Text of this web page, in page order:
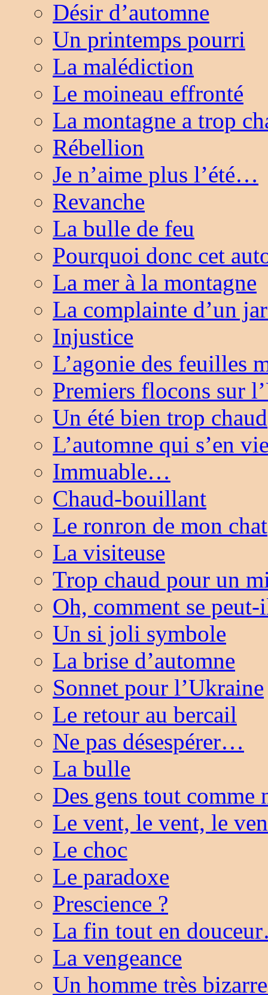
Désir d’automne
Un printemps pourri
La malédiction
Le moineau effronté
La montagne a trop
Rébellion
Je n’aime plus l’été…
Revanche
La bulle de feu
Pourquoi donc cet
La mer à la montagne
La complainte d’un
Injustice
L’agonie des feuilles
Premiers flocons sur
Un été bien trop chaud
L’automne qui s’en
Immuable…
Chaud-bouillant
Le ronron de mon chat
La visiteuse
Trop chaud pour un
Oh, comment se
Un si joli symbole
La brise d’automne
Sonnet pour l’Ukraine
Le retour au bercail
Ne pas désespérer…
La bulle
Des gens tout
Le vent, le vent, le
Le choc
Le paradoxe
Prescience ?
La fin tout en
La vengeance
Un homme très